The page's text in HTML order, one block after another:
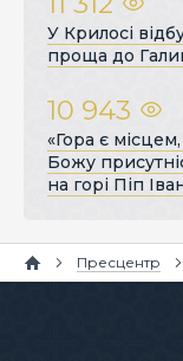
У Крилосі
проща до
10 943
«Гора є
Божу
на горі Піп
Пресцентр